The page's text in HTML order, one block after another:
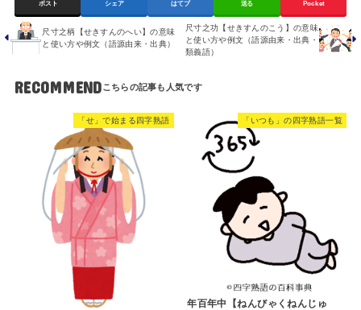
ポスト シェア はてブ 送る Pocket
尺寸之柄【せきすんのへい】の意味
と使い方や例文（語源由来・出典）
尺寸之功【せきすんのこう】の意味
と使い方や例文（語源由来・出典・
類義語）
RECOMMEND
「せ」で始まる四字熟語 「いつも」の四字熟語一覧
年百年中【ねんびゃくねんじゅ